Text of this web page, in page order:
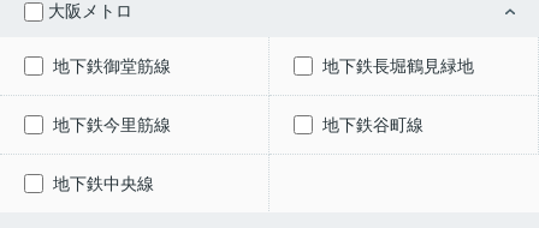
大阪メトロ
地下鉄御堂筋線 地下鉄長堀鶴見緑地
地下鉄今里筋線 地下鉄谷町線
地下鉄中央線